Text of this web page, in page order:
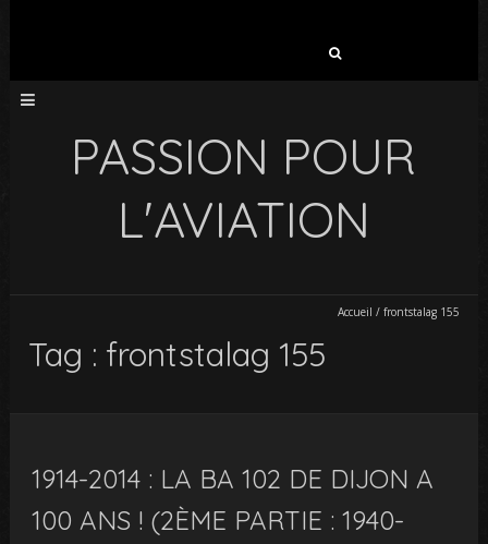
PASSION POUR
L'AVIATION
Accueil / frontstalag 155
Tag : frontstalag 155
1914-2014 : LA BA 102 DE DIJON A
100 ANS ! (2ÈME PARTIE : 1940-